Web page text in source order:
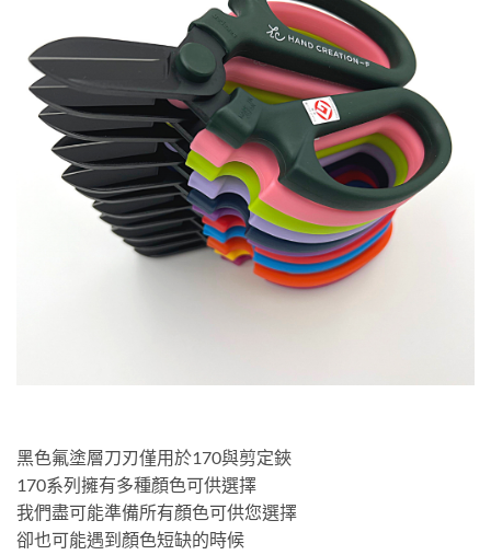
黑色氟塗層刀刃僅用於170與剪定鋏
170系列擁有多種顏色可供選擇
我們盡可能準備所有顏色可供您選擇
卻也可能遇到顏色短缺的時候